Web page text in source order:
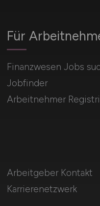
Für
Finanzwesen Jobs
Jobfinder
Arbeitnehmer
Arbeitgeber Kontakt
Karrierenetzwerk